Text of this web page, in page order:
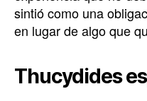
sintió como una
en lugar de algo que
Thucydides